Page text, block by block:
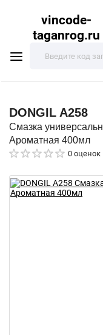
vincode-
taganrog.ru
DONGIL A258
Смазка
Ароматная 400мл
0 оценок